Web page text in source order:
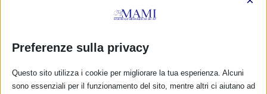
della salute mentale e come
insieme con dipartimento
dipartimento salute mentale
vorremmo spingere i nostri
Preferenze sulla privacy
Questo sito utilizza i cookie per migliorare la tua esperienza. Alcuni
sono essenziali per il funzionamento del sito, mentre altri ci aiutano ad